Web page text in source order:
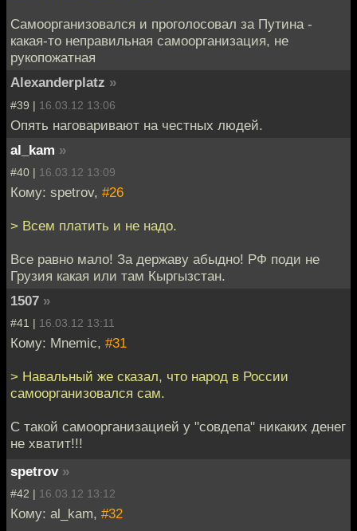
Самоорганизовался и проголосовал за Путина -
какая-то неправильная самоорганизация, не
рукопожатная
Alexanderplatz »
#39 | 16.03.12 13:06
Опять наговаривают на честных людей.
al_kam »
#40 | 16.03.12 13:09
Кому: spetrov, #26
> Всем платить и не надо.
Все равно мало! За державу абыдно! РФ поди не
Грузия какая или там Кыргызстан.
1507 »
#41 | 16.03.12 13:11
Кому: Mnemic, #31
> Навальный же сказал, что народ в России
самоорганизовался сам.
С такой самоорганизацией у "совдепа" никаких денег
не хватит!!!
spetrov »
#42 | 16.03.12 13:12
Кому: al_kam, #32